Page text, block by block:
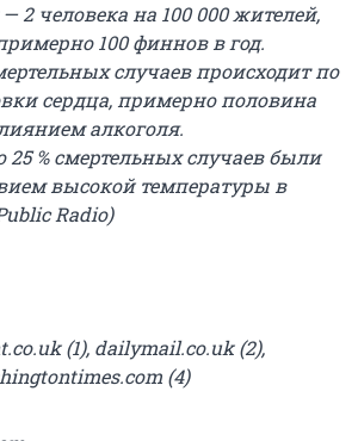
2 человека на 100 000 жителей,
100 финнов в год.
случаев происходит по
сердца, примерно половина
алкоголя.
% смертельных случаев были
высокой температуры в
Radio)
(1), dailymail.co.uk (2),
(4)